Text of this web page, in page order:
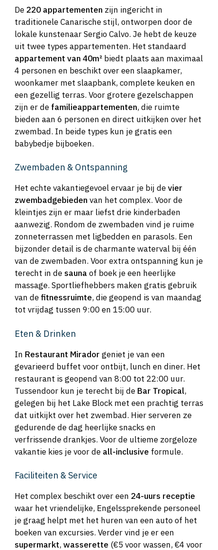
De 220 appartementen zijn ingericht in
traditionele Canarische stijl, ontworpen door de
lokale kunstenaar Sergio Calvo. Je hebt de keuze
uit twee types appartementen. Het standaard
appartement van 40m² biedt plaats aan maximaal
4 personen en beschikt over een slaapkamer,
woonkamer met slaapbank, complete keuken en
een gezellig terras. Voor grotere gezelschappen
zijn er de familieappartementen, die ruimte
bieden aan 6 personen en direct uitkijken over het
zwembad. In beide types kun je gratis een
babybedje bijboeken.
Zwembaden & Ontspanning
Het echte vakantiegevoel ervaar je bij devier
zwembadgebieden van het complex. Voor de
kleintjes zijn er maar liefst drie kinderbaden
aanwezig. Rondom de zwembaden vind je ruime
zonneterrassen met ligbedden en parasols. Een
bijzonder detail is de charmante waterval bij één
van de zwembaden. Voor extra ontspanning kun je
terecht in de sauna of boek je een heerlijke
massage. Sportliefhebbers maken gratis gebruik
van defitnessruimte, die geopend is van maandag
tot vrijdag tussen 9:00 en 15:00 uur.
Eten & Drinken
In Restaurant Mirador geniet je van een
gevarieerd buffet voor ontbijt, lunch en diner. Het
restaurant is geopend van 8:00 tot 22:00 uur.
Tussendoor kun je terecht bij de Bar Tropical,
gelegen bij het Lake Block met een prachtig terras
dat uitkijkt over het zwembad. Hier serveren ze
gedurende de dag heerlijke snacks en
verfrissende drankjes. Voor de ultieme zorgeloze
vakantie kies je voor de all-inclusive formule.
Faciliteiten & Service
Het complex beschikt over een 24-uurs receptie
waar het vriendelijke, Engelssprekende personeel
je graag helpt met het huren van een auto of het
boeken van excursies. Verder vind je er een
supermarkt,wasserette (€5 voor wassen, €4 voor